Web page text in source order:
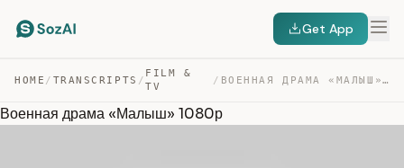
Get App
HOME / TRANSCRIPTS /
FILM &
TV
/ ВОЕННАЯ ДРАМА «МАЛЫШ» 1080Р — TRANSCRIPT
Военная драма «Малыш» 1080р